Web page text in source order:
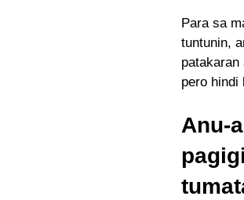
Para sa
tuntunin,
pero hindi
Anu-